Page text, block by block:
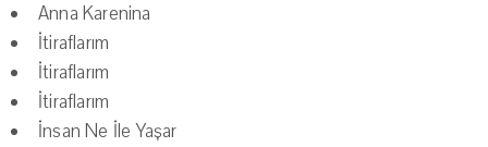
Anna Karenina
İtiraflarım
İtiraflarım
İtiraflarım
İnsan Ne İle Yaşar